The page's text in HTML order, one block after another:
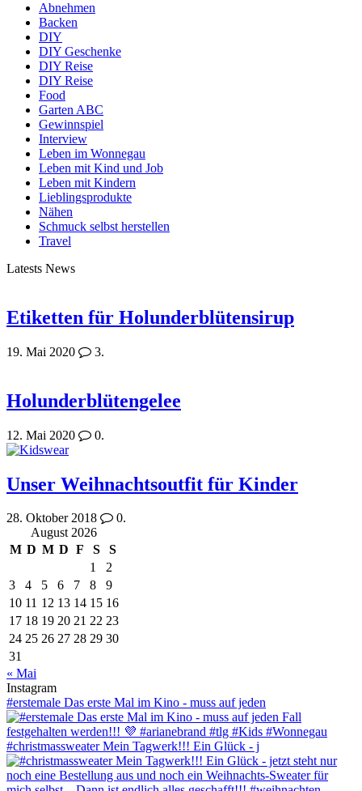
Abnehmen
Backen
DIY
DIY Geschenke
DIY Reise
DIY Reise
Food
Garten ABC
Gewinnspiel
Interview
Leben im Wonnegau
Leben mit Kind und Job
Leben mit Kindern
Lieblingsprodukte
Nähen
Schmuck selbst herstellen
Travel
Latests News
Etiketten für Holunderblütensirup
19. Mai 2020 3.
Holunderblütengelee
12. Mai 2020 0.
Unser Weihnachtsoutfit für Kinder
28. Oktober 2018
0.
August 2026
M D M D F S
S
1
2
3
4 5 6 7 8
9
10 11 12 13 14 15 16
17 18 19 20 21 22 23
24 25 26 27 28 29 30
31
« Mai
Instagram
#erstemale Das erste Mal im Kino - muss auf jeden
#christmassweater Mein Tagwerk!!! Ein Glück - j